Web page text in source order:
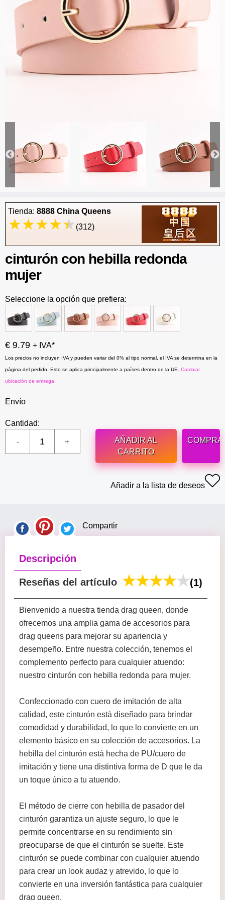
Tienda: 8888 China Queens
(312)
cinturón con hebilla redonda
mujer
Seleccione la opción que prefiera:
€ 9.79 + IVA*
Los precios no incluyen IVA y pueden variar del 0% al tipo normal, el IVA se determina en la
página del pedido. Esto se aplica principalmente a países dentro de la UE. Cambiar
ubicación de entrega
Envío
Cantidad:
AÑADIR AL
CARRITO
Añadir a la lista de deseos
Compartir
Descripción
Reseñas del artículo (1)
Bienvenido a nuestra tienda drag queen, donde
ofrecemos una amplia gama de accesorios para
drag queens para mejorar su apariencia y
desempeño. Entre nuestra colección, tenemos el
complemento perfecto para cualquier atuendo:
nuestro cinturón con hebilla redonda para mujer.
Confeccionado con cuero de imitación de alta
calidad, este cinturón está diseñado para brindar
comodidad y durabilidad, lo que lo convierte en un
elemento básico en su colección de accesorios. La
hebilla del cinturón está hecha de PU/cuero de
imitación y tiene una distintiva forma de D que le da
un toque único a tu atuendo.
El método de cierre con hebilla de pasador del
cinturón garantiza un ajuste seguro, lo que le
permite concentrarse en su rendimiento sin
preocuparse de que el cinturón se suelte. Este
cinturón se puede combinar con cualquier atuendo
para crear un look audaz y atrevido, lo que lo
convierte en una inversión fantástica para cualquier
drag queen.